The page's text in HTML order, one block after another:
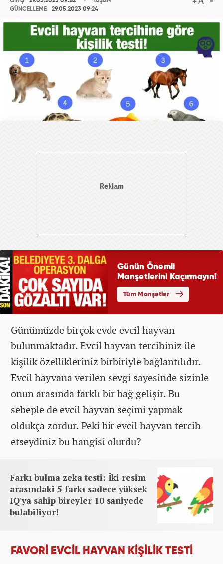
GÜNCELLEME
29.05.2023 09:24
Günümüzde birçok evde evcil hayvan
bulunmaktadır. Evcil hayvan tercihiniz ile
kişilik özellikleriniz birbiriyle bağlantılıdır.
Evcil hayvana verilen sevgi sayesinde sizinle
onun arasında farklı bir bağ gelişir. Bu
sebeple de evcil hayvan seçimi yapmak
oldukça zordur. Peki bir evcil hayvan tercih
etseydiniz bu hangisi olurdu?
Farkı bulma zeka testi: İki resim
arasındaki 5 farkı sadece yüksek
IQ'ya sahip bireyler 10 saniyede
bulabiliyor!
FAVORİ EVCİL HAYVAN KİŞİLİK TESTİ